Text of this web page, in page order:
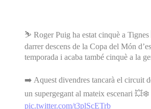
⛷️ Roger Puig ha estat cinquè a
darrer descens de la Copa del Món
temporada i acaba també cinquè a la
➡️ Aquest divendres tancarà el circuit
un supergegant al mateix escenari 💥❄️
pic.twitter.com/t3plScETrb